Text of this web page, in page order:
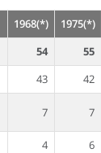
1968(*) 1975(*)
54 55
43 42
7 7
4 6